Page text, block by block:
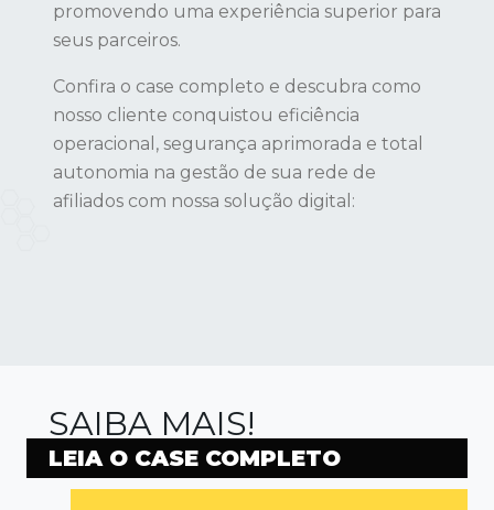
promovendo uma experiência superior para
seus parceiros.
Confira o case completo e descubra como
nosso cliente conquistou eficiência
operacional, segurança aprimorada e total
autonomia na gestão de sua rede de
afiliados com nossa solução digital:
SAIBA MAIS!
LEIA O CASE COMPLETO